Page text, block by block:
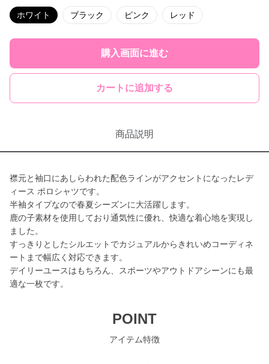
ホワイト ブラック ピンク レッド
購入画面に進む
カートに追加する
商品説明
襟元と袖口にあしらわれた配色ラインがアクセントになったレデ
ィース ポロシャツです。
半袖タイプなので春夏シーズンに大活躍します。
鹿の子素材を使用しており通気性に優れ、快適な着心地を実現し
ました。
すっきりとしたシルエットでカジュアルからきれいめコーディネ
ートまで幅広く対応できます。
デイリーユースはもちろん、スポーツやアウトドアシーンにも最
適な一枚です。
POINT
アイテム特徴